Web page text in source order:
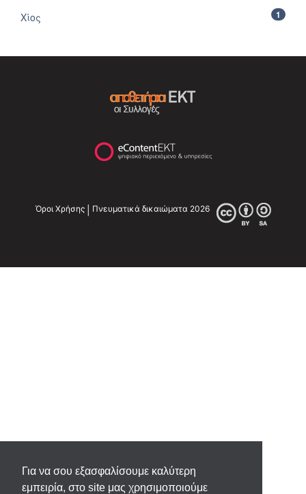
Για να σου εξασφαλίσουμε καλύτερη
εμπειρία, στο site μας χρησιμοποιούμε
1
Χίος